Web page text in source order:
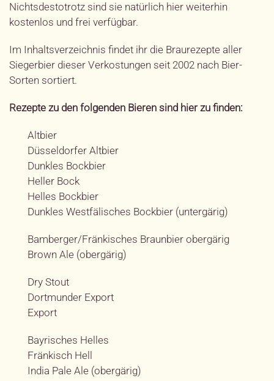
Nichtsdestotrotz sind sie natürlich hier weiterhin
kostenlos und frei verfügbar.
Im Inhaltsverzeichnis findet ihr die Braurezepte aller
Siegerbier dieser Verkostungen seit 2002 nach Bier-
Sorten sortiert.
Rezepte zu den folgenden Bieren sind hier zu finden:
Altbier
Düsseldorfer Altbier
Dunkles Bockbier
Heller Bock
Helles Bockbier
Dunkles Westfälisches Bockbier (untergärig)
Bamberger/Fränkisches Braunbier obergärig
Brown Ale (obergärig)
Dry Stout
Dortmunder Export
Export
Bayrisches Helles
Fränkisch Hell
India Pale Ale (obergärig)